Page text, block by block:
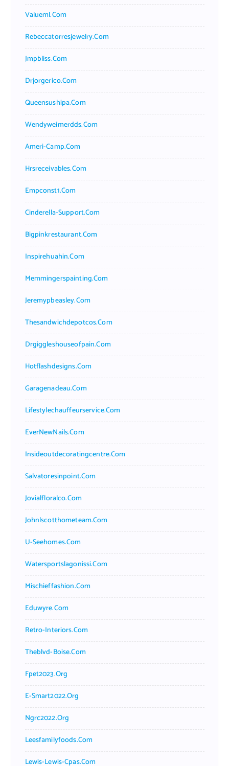
Valueml.com
Rebeccatorresjewelry.com
Jmpbliss.com
Drjorgerico.com
Queensushipa.com
Wendyweimerdds.com
Ameri-Camp.com
Hrsreceivables.com
Empconst1.com
Cinderella-Support.com
Bigpinkrestaurant.com
Inspirehuahin.com
Memmingerspainting.com
Jeremypbeasley.com
Thesandwichdepotcos.com
Drgiggleshouseofpain.com
Hotflashdesigns.com
Garagenadeau.com
Lifestylechauffeurservice.com
EverNewNails.com
Insideoutdecoratingcentre.com
Salvatoresinpoint.com
Jovialfloralco.com
Johnlscotthometeam.com
U-Seehomes.com
Watersportslagonissi.com
Mischieffashion.com
Eduwyre.com
Retro-Interiors.com
Theblvd-Boise.com
Fpet2023.org
E-Smart2022.org
Ngrc2022.org
Leesfamilyfoods.com
Lewis-Lewis-Cpas.com